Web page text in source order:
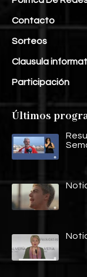
Contacto
Sorteos
Clausula
Participación
Últimos